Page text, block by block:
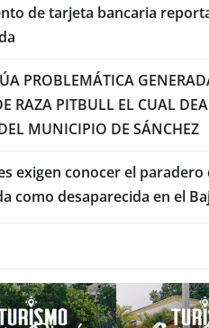
de tarjeta bancaria
PROBLEMÁTICA
RAZA PITBULL EL CUAL
MUNICIPIO DE SÁNCHEZ
exigen conocer el
como desaparecida en el